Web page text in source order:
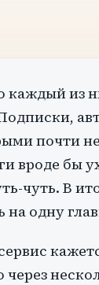
каждый из
почти
вроде бы
чуть. В
на одну